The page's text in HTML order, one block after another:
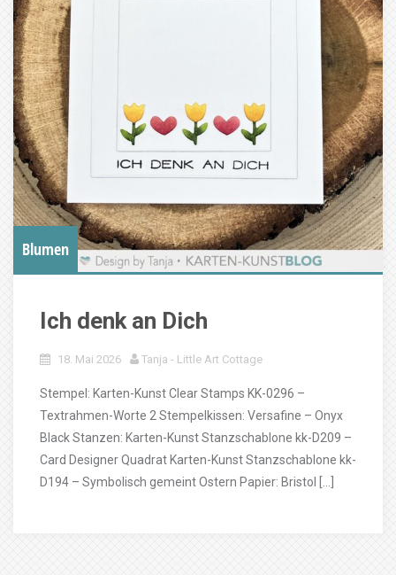
Blumen
Ich denk an Dich
18. Mai 2026 Tanja - Little Art Cottage
Stempel: Karten-Kunst Clear Stamps KK-0296 –
Textrahmen-Worte 2 Stempelkissen: Versafine – Onyx
Black Stanzen: Karten-Kunst Stanzschablone kk-D209 –
Card Designer Quadrat Karten-Kunst Stanzschablone kk-
D194 – Symbolisch gemeint Ostern Papier: Bristol […]